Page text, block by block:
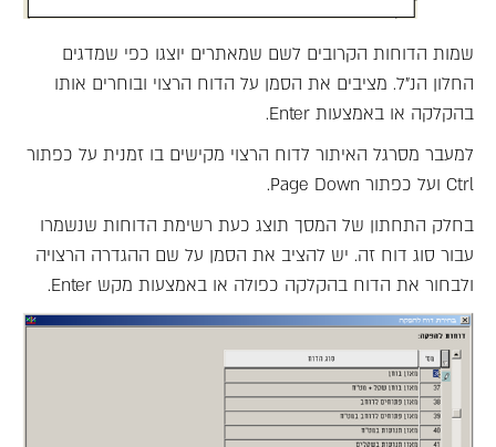
שמות הדוחות הקרובים לשם שמאתרים יוצגו כפי שמדגים
החלון הנ"ל. מציבים את הסמן על הדוח הרצוי ובוחרים אותו
בהקלקה או באמצעות Enter.
למעבר מסרגל האיתור לדוח הרצוי מקישים בו זמנית על כפתור
Ctrl ועל כפתור Page Down.
בחלק התחתון של המסך תוצג כעת רשימת הדוחות שנשמרו
עבור סוג דוח זה. יש להציב את הסמן על שם ההגדרה הרצויה
ולבחור את הדוח בהקלקה כפולה או באמצעות מקש Enter.